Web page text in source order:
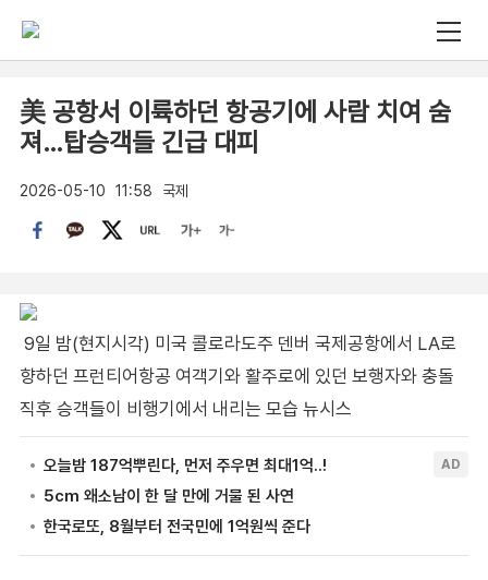
美 공항서 이륙하던 항공기에 사람 치여 숨
져…탑승객들 긴급 대피
2026-05-10 11:58 국제
9일 밤(현지시각) 미국 콜로라도주 덴버 국제공항에서 LA로
향하던 프런티어항공 여객기와 활주로에 있던 보행자와 충돌
직후 승객들이 비행기에서 내리는 모습 뉴시스